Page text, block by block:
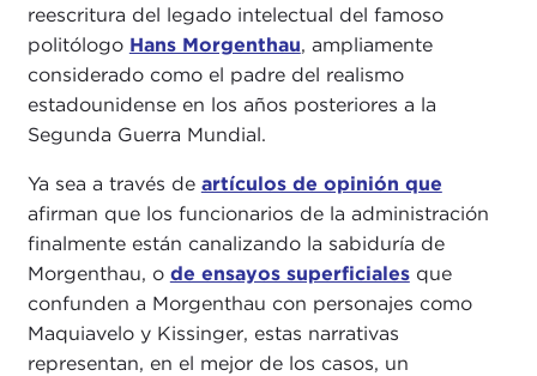
reescritura del legado intelectual del famoso
politólogo Hans Morgenthau, ampliamente
considerado como el padre del realismo
estadounidense en los años posteriores a la
Segunda Guerra Mundial.
Ya sea a través de artículos de opinión que
afirman que los funcionarios de la administración
finalmente están canalizando la sabiduría de
Morgenthau, o de ensayos superficialesque
confunden a Morgenthau con personajes como
Maquiavelo y Kissinger, estas narrativas
representan, en el mejor de los casos, un